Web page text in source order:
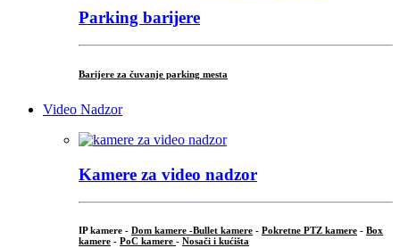
Parking barijere
Barijere za čuvanje parking mesta
Video Nadzor
Kamere za video nadzor
IP kamere - Dom kamere -Bullet kamere - Pokretne PTZ kamere - Box
kamere - PoC kamere - Nosači i kućišta